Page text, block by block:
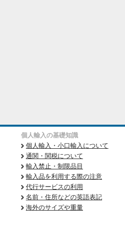
個人輸入の基礎知識
個人輸入・小口輸入について
通関・関税について
輸入禁止・制限品目
輸入品を利用する際の注意
代行サービスの利用
名前・住所などの英語表記
海外のサイズや重量